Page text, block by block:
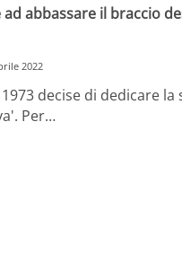
abbassare il braccio
2022
decise di dedicare la
Per…